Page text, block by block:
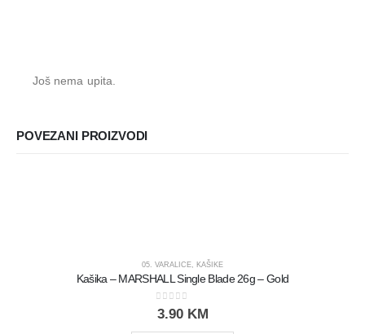
Još nema upita.
POVEZANI PROIZVODI
05. VARALICE, KAŠIKE
Kašika – MARSHALL Single Blade 26g – Gold
0out of 5
3.90 KM